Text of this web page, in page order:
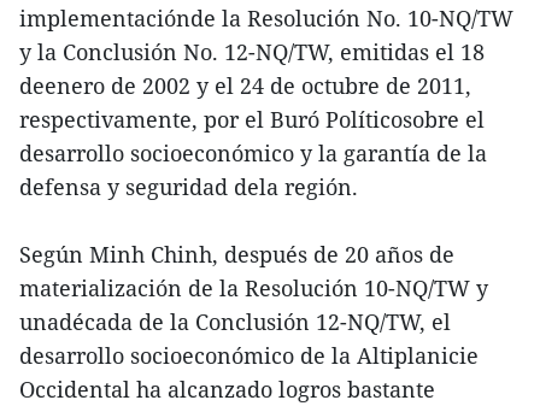
implementaciónde la Resolución No. 10-NQ/TW
y la Conclusión No. 12-NQ/TW, emitidas el 18
deenero de 2002 y el 24 de octubre de 2011,
respectivamente, por el Buró Políticosobre el
desarrollo socioeconómico y la garantía de la
defensa y seguridad dela región.
Según Minh Chinh, después de 20 años de
materialización de la Resolución 10-NQ/TW y
unadécada de la Conclusión 12-NQ/TW, el
desarrollo socioeconómico de la Altiplanicie
Occidental ha alcanzado logros bastante